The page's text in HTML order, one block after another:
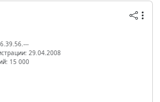
29.04.2008
15 000